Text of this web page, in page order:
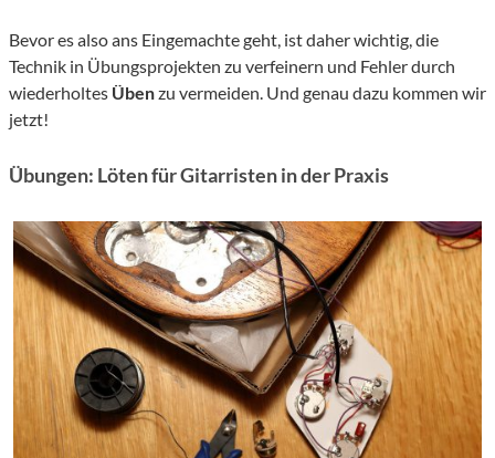
Bevor es also ans Eingemachte geht, ist daher wichtig, die
Technik in Übungsprojekten zu verfeinern und Fehler durch
wiederholtes Übenzu vermeiden. Und genau dazu kommen wir
jetzt!
Übungen: Löten für Gitarristen in der Praxis